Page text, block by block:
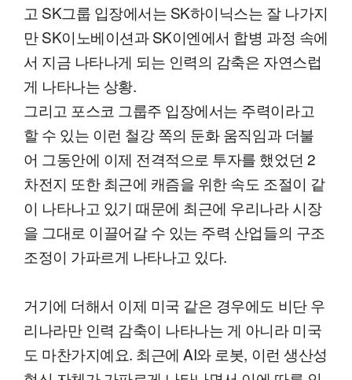
고 SK그룹 입장에서는 SK하이닉스는 잘 나가지
만 SK이노베이션과 SK이엔에서 합병 과정 속에
서 지금 나타나게 되는 인력의 감축은 자연스럽
게 나타나는 상황.
그리고 포스코 그룹주 입장에서는 주력이라고
할 수 있는 이런 철강 쪽의 둔화 움직임과 더불
어 그동안에 이제 전격적으로 투자를 했었던 2
차전지 또한 최근에 캐즘을 위한 속도 조절이 같
이 나타나고 있기 때문에 최근에 우리나라 시장
을 그대로 이끌어갈 수 있는 주력 산업들의 구조
조정이 가파르게 나타나고 있다.
거기에 더해서 이제 미국 같은 경우에도 비단 우
리나라만 인력 감축이 나타나는 게 아니라 미국
도 마찬가지예요. 최근에 AI와 로봇, 이런 생산성